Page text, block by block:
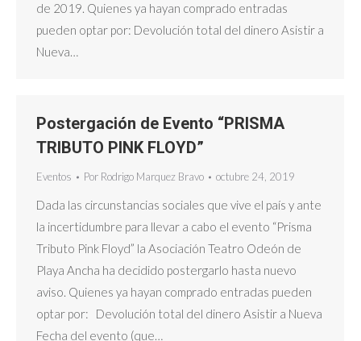
de 2019. Quienes ya hayan comprado entradas
pueden optar por: Devolución total del dinero Asistir a
Nueva…
Postergación de Evento “PRISMA
TRIBUTO PINK FLOYD”
Eventos Por Rodrigo Marquez Bravo octubre 24, 2019
Dada las circunstancias sociales que vive el país y ante
la incertidumbre para llevar a cabo el evento “Prisma
Tributo Pink Floyd” la Asociación Teatro Odeón de
Playa Ancha ha decidido postergarlo hasta nuevo
aviso. Quienes ya hayan comprado entradas pueden
optar por: Devolución total del dinero Asistir a Nueva
Fecha del evento (que…